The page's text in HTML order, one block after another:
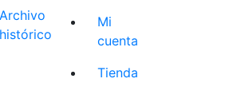
Archivo
histórico
Mi
cuenta
Tienda